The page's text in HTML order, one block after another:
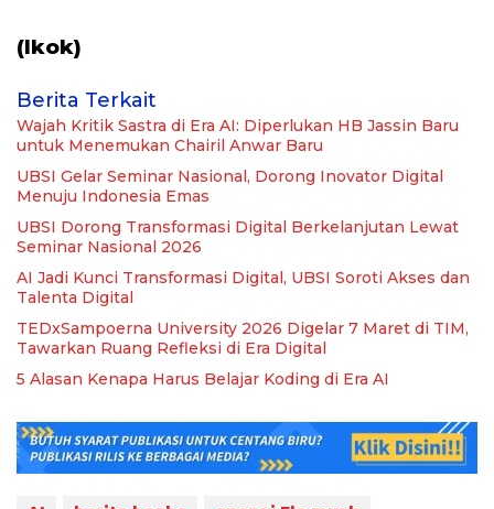
(Ikok)
Berita Terkait
Wajah Kritik Sastra di Era AI: Diperlukan HB Jassin Baru
untuk Menemukan Chairil Anwar Baru
UBSI Gelar Seminar Nasional, Dorong Inovator Digital
Menuju Indonesia Emas
UBSI Dorong Transformasi Digital Berkelanjutan Lewat
Seminar Nasional 2026
AI Jadi Kunci Transformasi Digital, UBSI Soroti Akses dan
Talenta Digital
TEDxSampoerna University 2026 Digelar 7 Maret di TIM,
Tawarkan Ruang Refleksi di Era Digital
5 Alasan Kenapa Harus Belajar Koding di Era AI